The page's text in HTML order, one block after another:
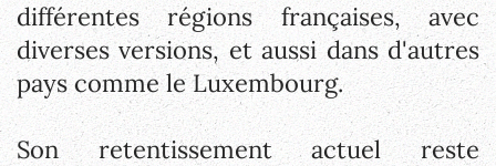
différentes régions françaises, avec
diverses versions, et aussi dans d'autres
pays comme le Luxembourg.
Son retentissement actuel reste